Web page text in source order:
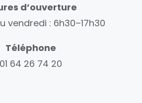
d’ouverture
vendredi : 6h30–17h30
Téléphone
01 64 26 74 20